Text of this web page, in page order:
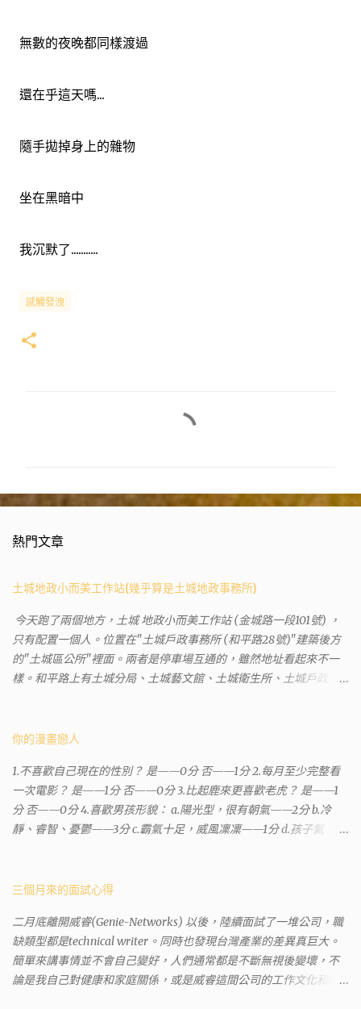
無數的夜晚都同樣渡過
還在乎這天嗎...
隨手拋掉身上的雜物
坐在黑暗中
我沉默了...........
感觸發洩
熱門文章
土城地政小而美工作站(幾乎算是土城地政事務所)
今天跑了兩個地方，土城 地政小而美工作站 (金城路一段101號) ，
只有配置一個人。位置在"土城戶政事務所 (和平路28號)"建築後方
的"土城區公所"裡面。兩者是停車場互通的，雖然地址看起來不一
樣。和平路上有土城分局、土城藝文館、土城衛生所、土城戶政事
沒有正式的地政事務所，只有地政小而美工作站 ，也已經能處理大
到以後還真嚇了一跳，這一看就有問題。要是我拿著那不被承認、
有問題的幽靈合約恐怕還調不到資源。但我不知道審判時法官會不
會去調閱這些資料。因為沒把握每個法官或檢察官都公正細心，在
案牘勞形中，會願意為了這種小人物受害案件去挖出更大的黑幕。
市板橋地政事務所 )去取得。不過實際到了現場發現還是需要法院的
件的租客。 在這過程中我覺得很像行走於沙漠的求生者，在一個小
綠洲受到指引要繼續往某個方向才能脫離沙漠。當我不幸受到詐騙
的時候，會覺得這社會真的很黑暗，到處都是敗類橫行卻沒有人願
意伸出援手。行政人員對於社會上充滿詐騙被害者也是義憤填膺，
你的漫畫戀人
1.不喜歡自己現在的性別？ 是——0分 否——1分 2.每月至少完整看
一次電影？ 是——1分 否——0分 3.比起鹿來更喜歡老虎？ 是——1
分 否——0分 4.喜歡男孩形貌： a.陽光型，很有朝氣——2分 b.冷
靜、睿智、憂鬱——3分 c.霸氣十足，威風凜凜——1分 d.孩子氣，十
——1分 6.希望戀人的姓氏： a.大眾化——1分 b.罕見，古色古香的複
活動喜歡參加： a.整場籃球比賽——1分 b.打一下午檯球——3分 c.正
式的舞會——4分 d.猜謎或搶答——2分 8.橡皮與立可白，更常用：
橡皮——1分 立可白——0分 9.喜歡下列哪一種顏色搭配： a.紅加黑
——1分 b.金加銀——2分 c.粉加白——4分 d.粉加灰——3分 10.有多
三個月來的面試心得
二月底離開威睿(Genie-Networks) 以後，陸續面試了一堆公司，職
缺類型都是technical writer。同時也發現台灣產業的差異真巨大。
簡單來講事情並不會自己變好，人們通常都是不斷無視後變壞，不
論是我自己對健康和家庭關係，或是威睿這間公司的工作文化和環